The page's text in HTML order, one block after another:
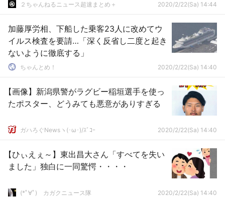
２ちゃんねるニュース超速まとめ＋ 2020/2/22(Sa) 14:44
加藤厚労相、下船した乗客23人に改めてウ
イルス検査を要請…「深く反省し二度と起き
ないように徹底する」
ちゃんとめ！ 2020/2/22(Sa) 14:40
【画像】新潟県警がラグビー稲垣選手を使っ
たポスター、どうみても悪意がありすぎる
ガハろぐNewsヽ(･ω･)/ｽﾞｺｰ 2020/2/22(Sa) 14:40
【ひぃえぇ～】東出昌大さん「すべてを失い
ました」独白に一同驚愕・・・・
(*ﾟ∀ﾟ)ゞカガクニュース隊 2020/2/22(Sa) 14:40